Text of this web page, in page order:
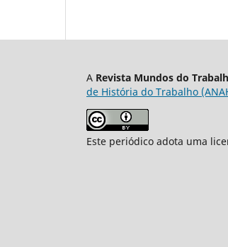
A Revista Mundos do
de História do Trabalho
Este periódico adota uma